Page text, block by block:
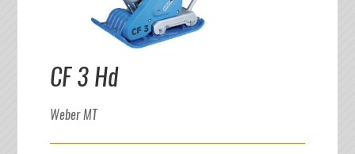
CF 3 Hd
Weber MT